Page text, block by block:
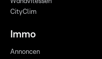
Wandvitessen
CityClim
Immo
Annoncen